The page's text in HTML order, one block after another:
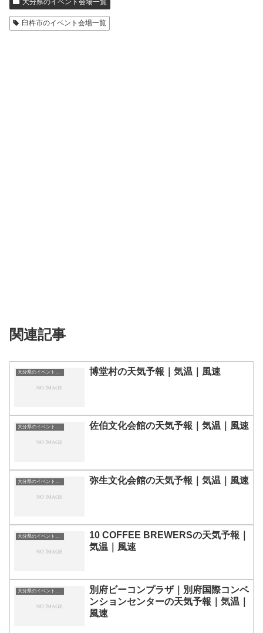
臼杵市のイベント会場一覧
関連記事
大分県のイベント会場一覧 博堂村の天気予報｜気温｜風速
大分県のイベント会場一覧 佐伯文化会館の天気予報｜気温｜風速
大分県のイベント会場一覧 弥生文化会館の天気予報｜気温｜風速
大分県のイベント会場一覧
10 COFFEE BREWERSの天気予報｜
気温｜風速
大分県のイベント会場一覧
別府ビーコンプラザ｜別府国際コンベ
ンションセンターの天気予報｜気温｜
風速